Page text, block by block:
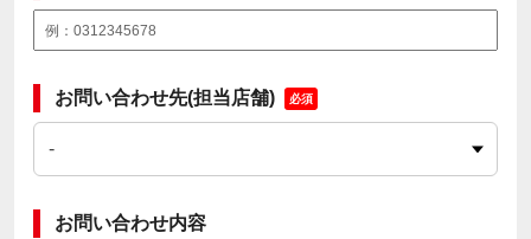
お問い合わせ先(担当店舗) 必須
お問い合わせ内容